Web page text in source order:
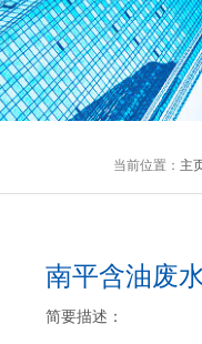
当前位置： 主
南平含油废
简要描述：